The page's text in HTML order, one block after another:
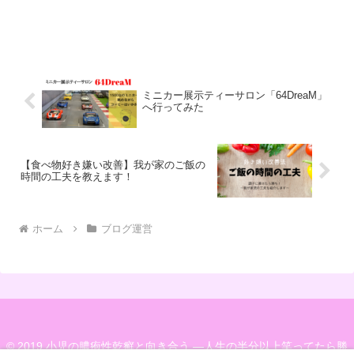
ミニカー展示ティーサロン「64DreaM」
へ行ってみた
【食べ物好き嫌い改善】我が家のご飯の
時間の工夫を教えます！
ホーム ブログ運営
© 2019 小児の膿疱性乾癬と向き合う —人生の半分以上笑ってたら勝